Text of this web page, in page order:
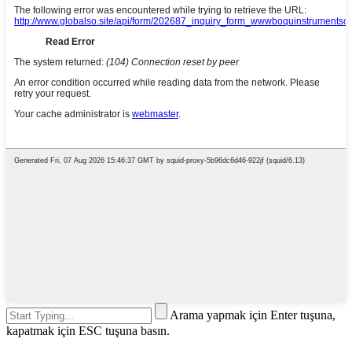
Arama yapmak için Enter tuşuna,
kapatmak için ESC tuşuna basın.